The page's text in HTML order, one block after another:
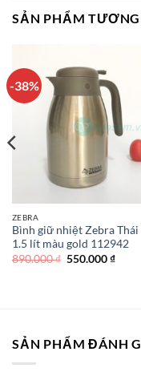
SẢN PHẨM
-38%
ZEBRA
Bình giữ nhiệt Zebra Thái
1.5 lít màu gold 112942
890.000₫ Giá
550.000₫Giá
SẢN PHẨM ĐÁNH